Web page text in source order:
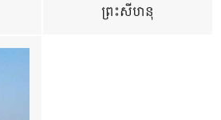
ព្រះសីហនុ